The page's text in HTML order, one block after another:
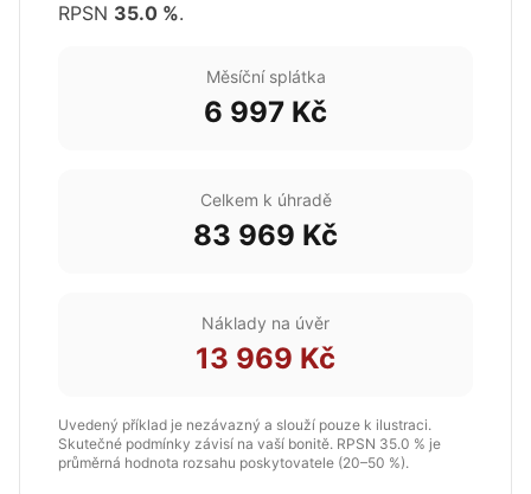
RPSN 35.0 %.
Měsíční splátka
6 997 Kč
Celkem k úhradě
83 969 Kč
Náklady na úvěr
13 969 Kč
Uvedený příklad je nezávazný a slouží pouze k ilustraci.
Skutečné podmínky závisí na vaší bonitě. RPSN 35.0 % je
průměrná hodnota rozsahu poskytovatele (20–50 %).